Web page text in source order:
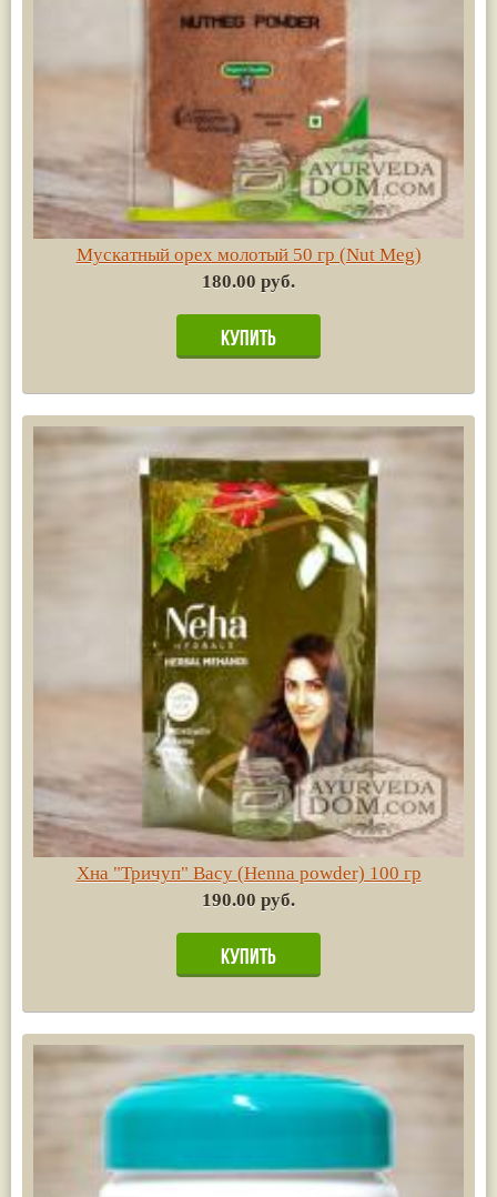
Мускатный орех молотый 50 гр (Nut Meg)
180.00 руб.
Хна "Тричуп" Васу (Henna powder) 100 гр
190.00 руб.